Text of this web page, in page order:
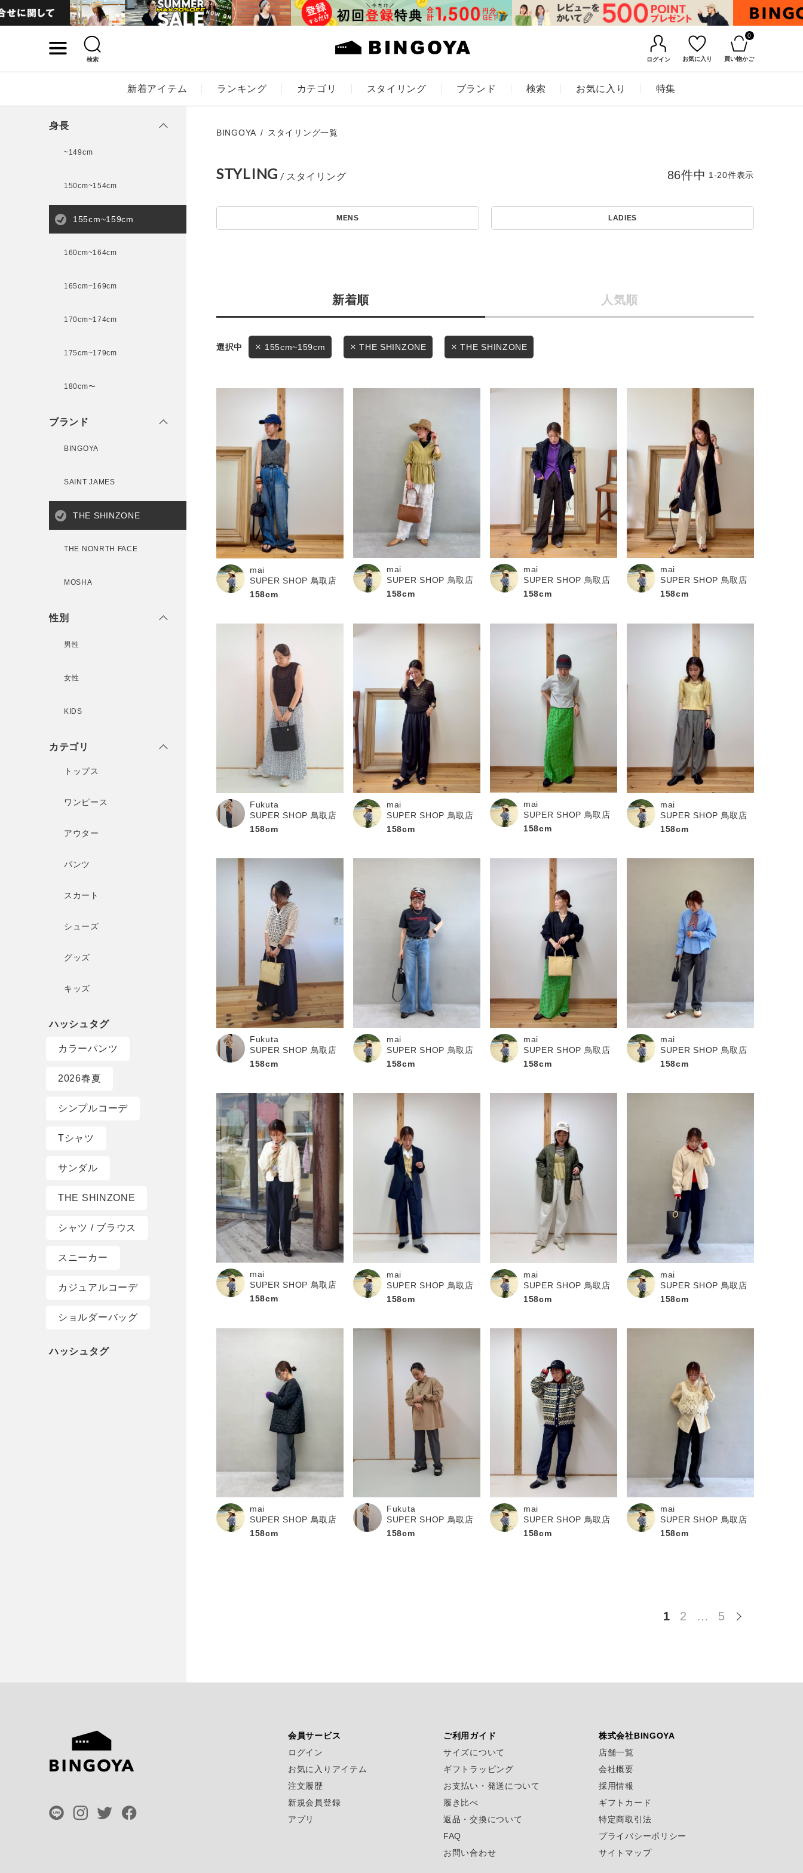
検索 ログイン お気に入り
0
買い物かご
新着アイテム ランキング カテゴリ スタイリング ブランド 検索 お気に入り 特集
条件絞り込み検索
カテゴリから探す
スタイリングから探す
ブランドから探す
店舗一覧
会社概要
お知らせ・ご利用ガイド
ご利用ガイド
ギフトラッピング
お問い合わせ
BINGOYA
無料公式アプリダウンロード
キーワード
LADIES KIDS
価格
セール価格
在庫
在庫なし含む
この条件で絞り込む
身長
~149cm
150cm~154cm
155cm~159cm
160cm~164cm
165cm~169cm
170cm~174cm
175cm~179cm
180cm〜
ブランド
BINGOYA
SAINT JAMES
THE SHINZONE
THE NONRTH FACE
MOSHA
性別
男性
女性
KIDS
カテゴリ
トップス
ワンピース
アウター
パンツ
スカート
シューズ
グッズ
キッズ
カラーパンツ
2026春夏
シンプルコーデ
Tシャツ
サンダル
THE SHINZONE
シャツ / ブラウス
スニーカー
カジュアルコーデ
ショルダーバッグ
BINGOYA スタイリング一覧
STYLING
MENS LADIES
新着順 人気順
86件中 1-20件表示
155cm~159cm THE SHINZONE THE SHINZONE
mai
SUPER SHOP 鳥取店
158cm
mai
SUPER SHOP 鳥取店
158cm
mai
SUPER SHOP 鳥取店
158cm
mai
SUPER SHOP 鳥取店
158cm
Fukuta
SUPER SHOP 鳥取店
158cm
mai
SUPER SHOP 鳥取店
158cm
mai
SUPER SHOP 鳥取店
158cm
mai
SUPER SHOP 鳥取店
158cm
Fukuta
SUPER SHOP 鳥取店
158cm
mai
SUPER SHOP 鳥取店
158cm
mai
SUPER SHOP 鳥取店
158cm
mai
SUPER SHOP 鳥取店
158cm
mai
SUPER SHOP 鳥取店
158cm
mai
SUPER SHOP 鳥取店
158cm
mai
SUPER SHOP 鳥取店
158cm
mai
SUPER SHOP 鳥取店
158cm
mai
SUPER SHOP 鳥取店
158cm
Fukuta
SUPER SHOP 鳥取店
158cm
mai
SUPER SHOP 鳥取店
158cm
mai
SUPER SHOP 鳥取店
158cm
1 2 … 5
会員サービス
ログイン
お気に入りアイテム
注文履歴
新規会員登録
アプリ
ご利用ガイド
サイズについて
ギフトラッピング
お支払い・発送について
履き比べ
返品・交換について
FAQ
お問い合わせ
株式会社BINGOYA
店舗一覧
会社概要
採用情報
ギフトカード
特定商取引法
プライバシーポリシー
サイトマップ